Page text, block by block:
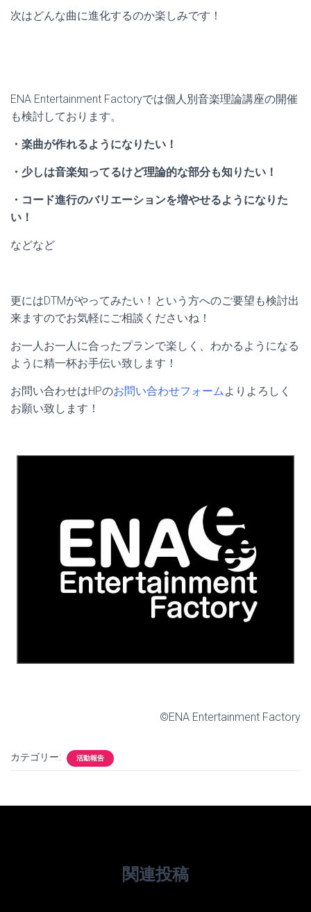
次はどんな曲に進化するのか楽しみです！
ENA Entertainment Factoryでは個人別音楽理論講座の開催
も検討しております。
・楽曲が作れるようになりたい！
・少しは音楽知ってるけど理論的な部分も知りたい！
・コード進行のバリエーションを増やせるようになりた
い！
などなど
更にはDTMがやってみたい！という方へのご要望も検討出
来ますのでお気軽にご相談くださいね！
お一人お一人に合ったプランで楽しく、わかるようになる
ように精一杯お手伝い致します！
お問い合わせはHPのお問い合わせフォームよりよろしく
お願い致します！
©ENA Entertainment Factory
カテゴリー: 活動報告
関連投稿